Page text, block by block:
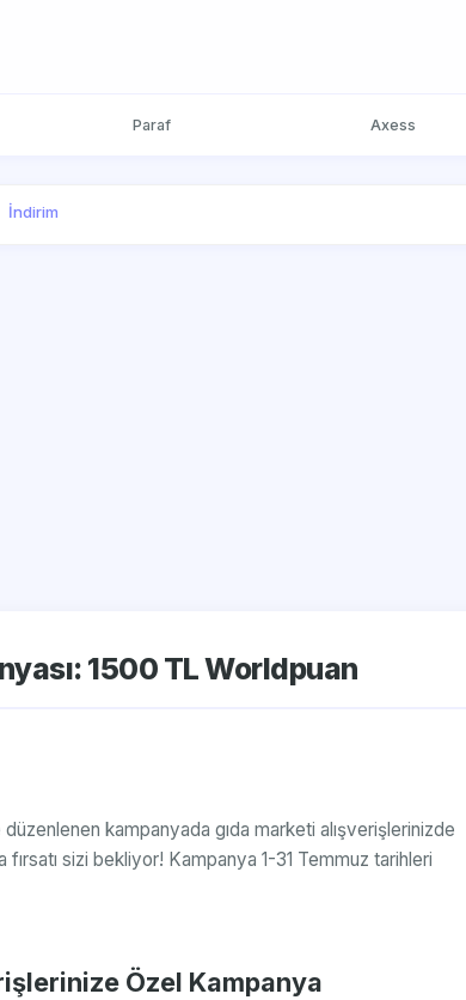
Paraf Axess
İndirim
1500 TL Worldpuan
kampanyada gıda marketi alışverişlerinizde
sizi bekliyor! Kampanya 1-31 Temmuz tarihleri
Özel Kampanya